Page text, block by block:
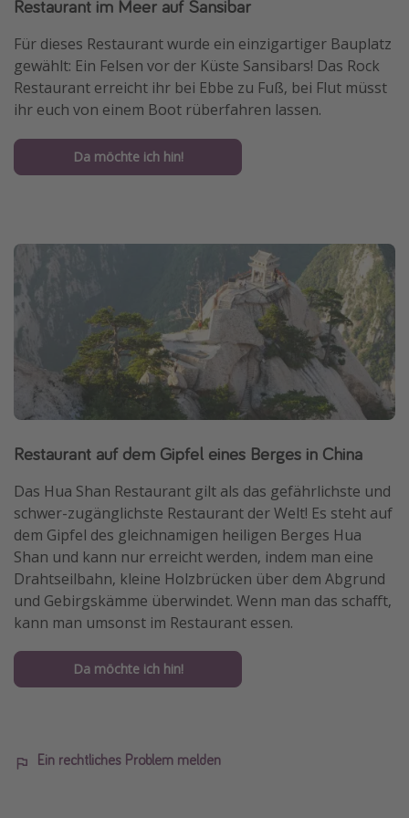
Restaurant im Meer auf Sansibar
Für dieses Restaurant wurde ein einzigartiger Bauplatz
gewählt: Ein Felsen vor der Küste Sansibars! Das Rock
Restaurant erreicht ihr bei Ebbe zu Fuß, bei Flut müsst
ihr euch von einem Boot rüberfahren lassen.
Da möchte ich hin!
Restaurant auf dem Gipfel eines Berges in China
Das Hua Shan Restaurant gilt als das gefährlichste und
schwer-zugänglichste Restaurant der Welt! Es steht auf
dem Gipfel des gleichnamigen heiligen Berges Hua
Shan und kann nur erreicht werden, indem man eine
Drahtseilbahn, kleine Holzbrücken über dem Abgrund
und Gebirgskämme überwindet. Wenn man das schafft,
kann man umsonst im Restaurant essen.
Da möchte ich hin!
Ein rechtliches Problem melden